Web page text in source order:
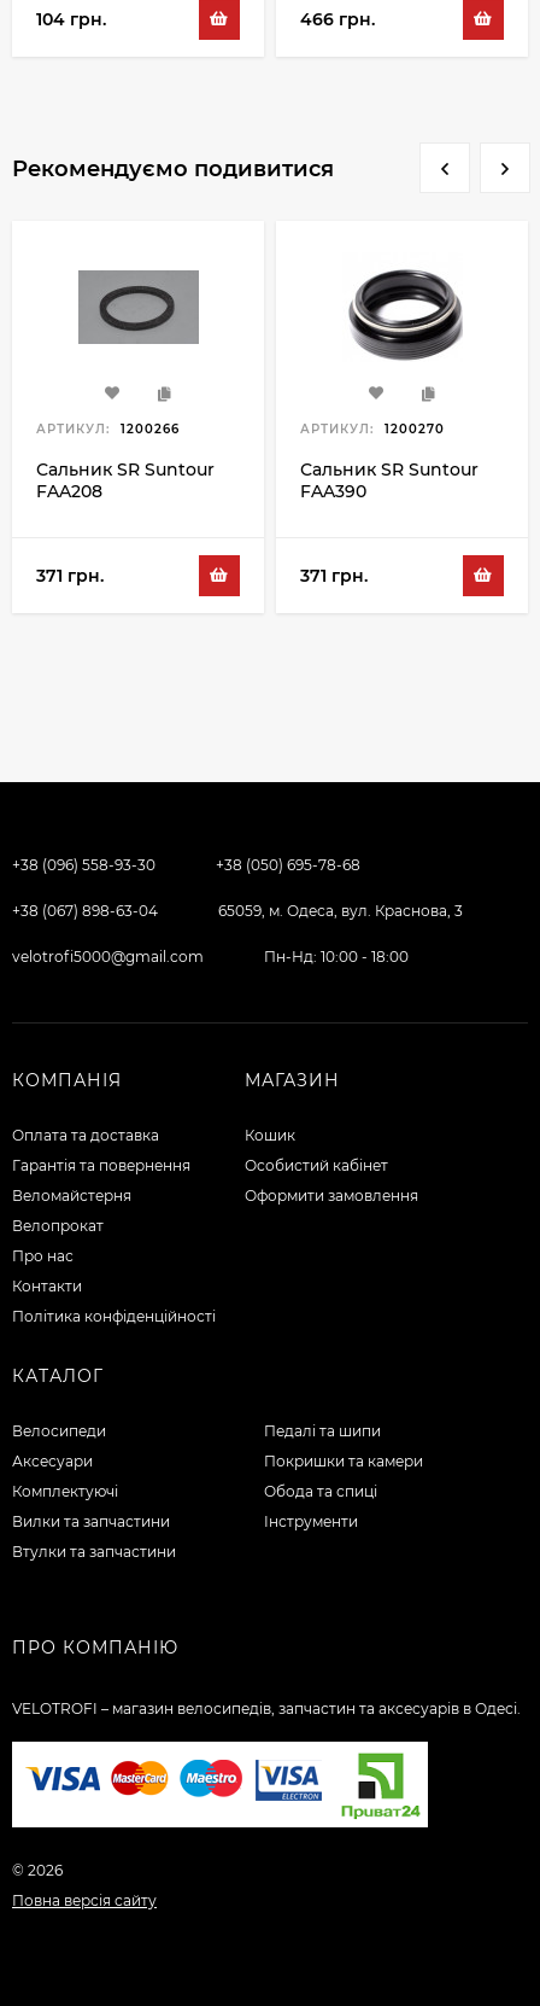
104 грн. 466 грн.
Рекомендуємо подивитися
АРТИКУЛ: 1200266
Сальник SR Suntour
FAA208
371 грн.
АРТИКУЛ: 1200270
Сальник SR Suntour
FAA390
371 грн.
+38 (096) 558-93-30 +38 (050) 695-78-68
+38 (067) 898-63-04 65059, м. Одеса, вул. Краснова, 3
velotrofi5000@gmail.com Пн-Нд: 10:00 - 18:00
КОМПАНІЯ
Оплата та доставка
Гарантія та повернення
Веломайстерня
Велопрокат
Про нас
Контакти
Політика конфіденційності
МАГАЗИН
Кошик
Особистий кабінет
Оформити замовлення
КАТАЛОГ
Велосипеди
Аксесуари
Комплектуючі
Вилки та запчастини
Втулки та запчастини
Педалі та шипи
Покришки та камери
Обода та спиці
Інструменти
ПРО КОМПАНІЮ
VELOTROFI – магазин велосипедів, запчастин та аксесуарів в Одесі.
© 2026
Повна версія сайту